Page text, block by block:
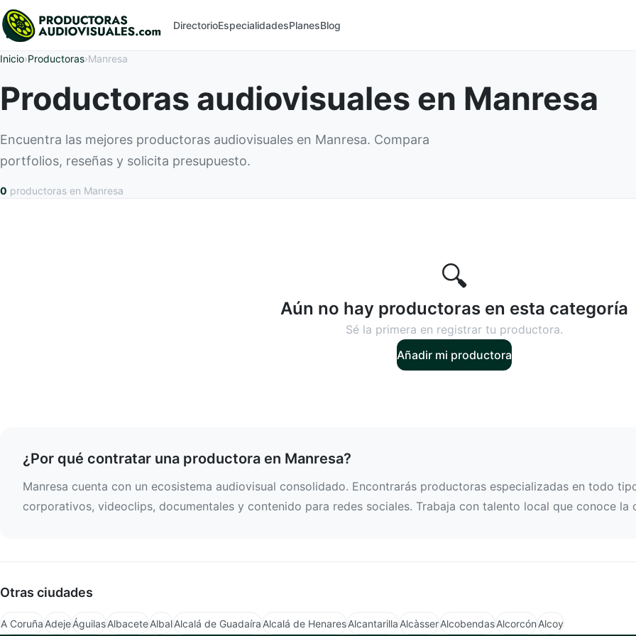
DirectorioEspecialidadesPlanesBlog
Inicio›Productoras›Manresa
Productoras audiovisuales en Manresa
Encuentra las mejores productoras audiovisuales en Manresa. Compara
portfolios, reseñas y solicita presupuesto.
0 productoras en Manresa
🔍
Aún no hay productoras en esta categoría
Sé la primera en registrar tu productora.
Añadir mi productora
¿Por qué contratar una productora en Manresa?
Manresa cuenta con un ecosistema audiovisual consolidado. Encontrarás productoras especializadas en todo
corporativos, videoclips, documentales y contenido para redes sociales. Trabaja con talento local que conoce la
Otras ciudades
A CoruñaAdejeÁguilasAlbaceteAlbalAlcalá de GuadaíraAlcalá de HenaresAlcantarillaAlcàsserAlcobendasAlcorcónAlcoy